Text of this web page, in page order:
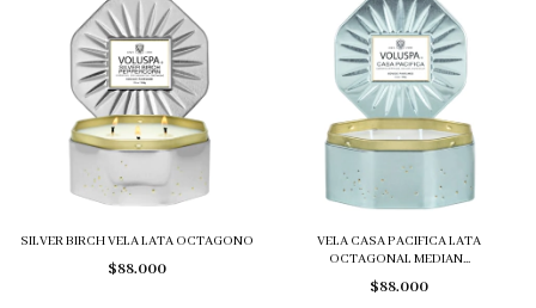
SILVER BIRCH VELA LATA OCTAGONO
$88.000
VELA CASA PACIFICA LATA
OCTAGONAL MEDIAN...
$88.000